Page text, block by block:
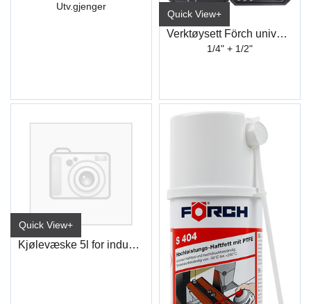
Utv.gjenger
Quick View+
Verktøysett Förch universal
1/4" + 1/2"
Quick View+
Kjølevæske 5l for induksjonsvarmer